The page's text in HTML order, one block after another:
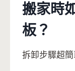
搬家時
板？
拆卸步驟超簡